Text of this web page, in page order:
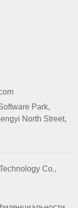
Park,
North Street,
Co.,